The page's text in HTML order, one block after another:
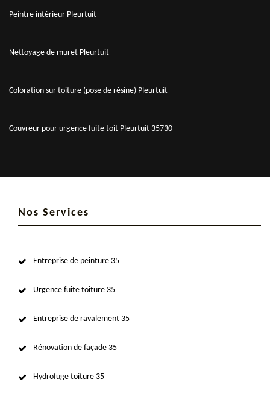
Peintre intérieur Pleurtuit
Nettoyage de muret Pleurtuit
Coloration sur toiture (pose de résine) Pleurtuit
Couvreur pour urgence fuite toit Pleurtuit 35730
Nos Services
Entreprise de peinture 35
Urgence fuite toiture 35
Entreprise de ravalement 35
Rénovation de façade 35
Hydrofuge toiture 35